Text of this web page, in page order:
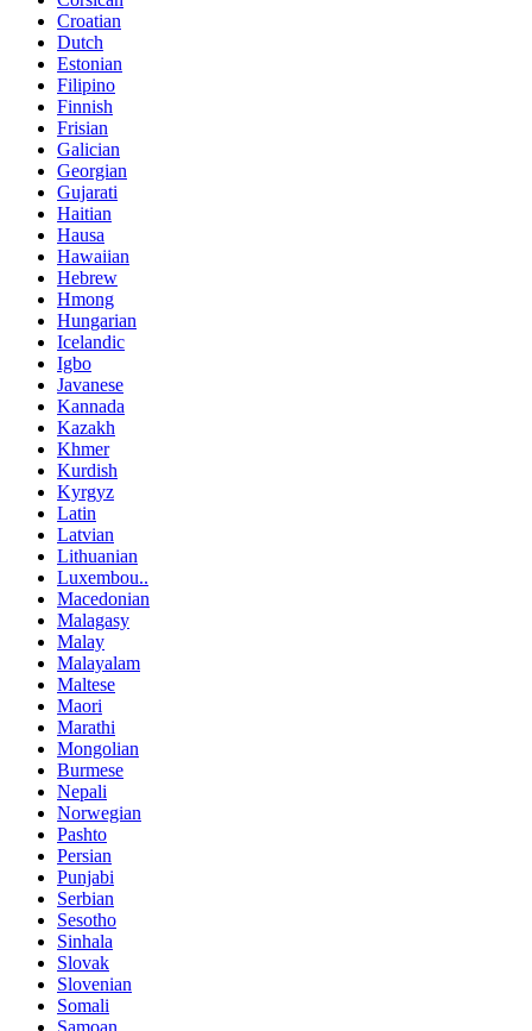
Croatian
Dutch
Estonian
Filipino
Finnish
Frisian
Galician
Georgian
Gujarati
Haitian
Hausa
Hawaiian
Hebrew
Hmong
Hungarian
Icelandic
Igbo
Javanese
Kannada
Kazakh
Khmer
Kurdish
Kyrgyz
Latin
Latvian
Lithuanian
Luxembou..
Macedonian
Malagasy
Malay
Malayalam
Maltese
Maori
Marathi
Mongolian
Burmese
Nepali
Norwegian
Pashto
Persian
Punjabi
Serbian
Sesotho
Sinhala
Slovak
Slovenian
Somali